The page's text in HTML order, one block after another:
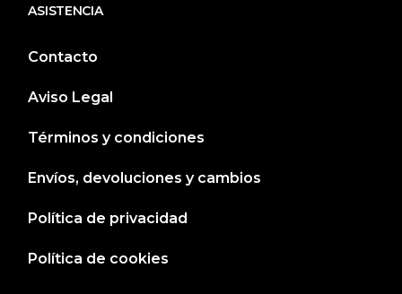
ASISTENCIA
Contacto
Aviso Legal
Términos y condiciones
Envíos, devoluciones y cambios
Política de privacidad
Política de cookies